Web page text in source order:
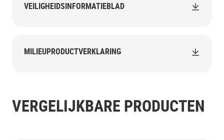
VEILIGHEIDSINFORMATIEBLAD
MILIEUPRODUCTVERKLARING
VERGELIJKBARE PRODUCTEN